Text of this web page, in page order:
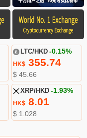
LTC/HKD -0.15%
HK$355.74
$ 45.66
XRP/HKD -1.93%
HK$8.01
$ 1.028